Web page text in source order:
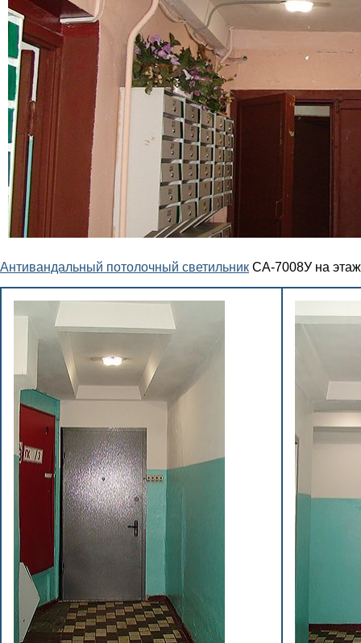
Антивандальный потолочный светильник СА-7008У на